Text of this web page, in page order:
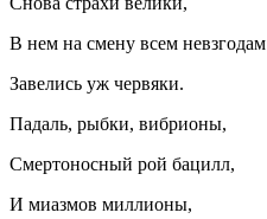
В нем на смену всем невзгодам
Завелись уж червяки.
Падаль, рыбки, вибрионы,
Смертоносный рой бацилл,
И миазмов миллионы,